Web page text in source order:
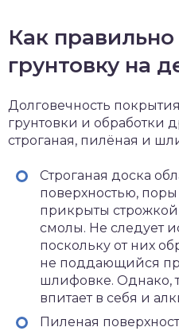
Как
грунтовку на
Долговечность
грунтовки и обработки
строганая, пилёная и
Строганая доска
поверхностью, поры
прикрыты
смолы. Не следует
поскольку от них
не поддающийся
шлифовке. Однако,
впитает в себя и
Пиленая